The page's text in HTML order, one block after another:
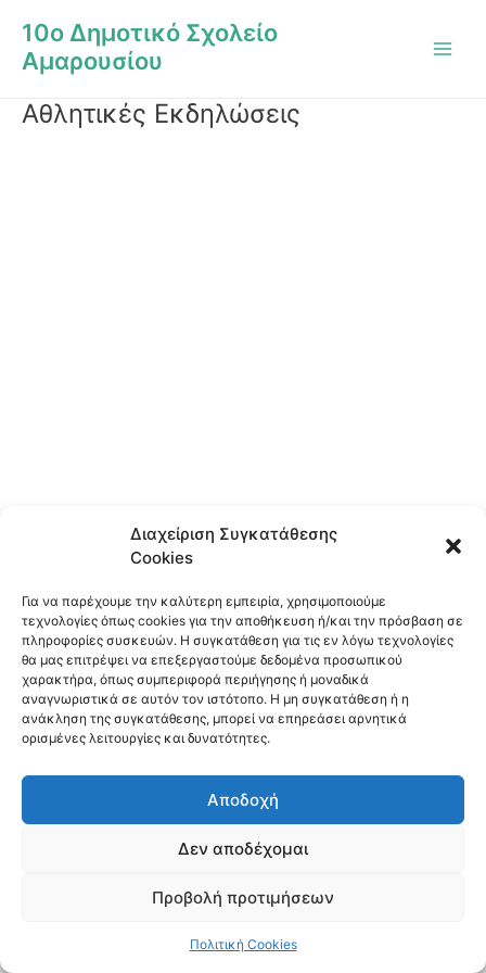
Διαχείριση Συγκατάθεσης
Cookies
Για να παρέχουμε την καλύτερη εμπειρία, χρησιμοποιούμε
τεχνολογίες όπως cookies για την αποθήκευση ή/και την πρόσβαση σε
πληροφορίες συσκευών. Η συγκατάθεση για τις εν λόγω τεχνολογίες
θα μας επιτρέψει να επεξεργαστούμε δεδομένα προσωπικού
χαρακτήρα, όπως συμπεριφορά περιήγησης ή μοναδικά
αναγνωριστικά σε αυτόν τον ιστότοπο. Η μη συγκατάθεση ή η
ανάκληση της συγκατάθεσης, μπορεί να επηρεάσει αρνητικά
ορισμένες λειτουργίες και δυνατότητες.
Αποδοχή
Δεν αποδέχομαι
Προβολή προτιμήσεων
Πολιτική Cookies
στο
περιεχόμενο
10ο Δημοτικό Σχολείο
Αμαρουσίου
Αθλητικές Εκδηλώσεις